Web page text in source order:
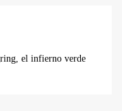
el infierno verde